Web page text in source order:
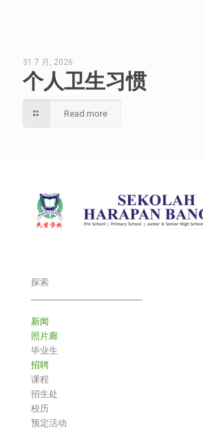
31 7 月, 2026
个人卫生习惯
Read more
探索
新闻
照片廊
毕业生
招聘
课程
招生处
校历
预定活动